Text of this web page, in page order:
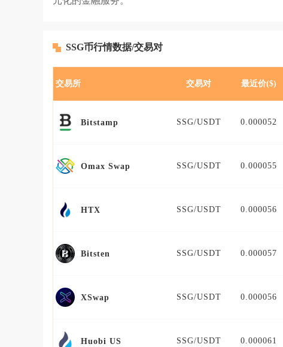
SSG币行情数据/交易对
交易所 交易对 最近价($)
Bitstamp SSG/USDT 0.000052
Omax Swap SSG/USDT 0.000055
HTX SSG/USDT 0.000056
Bitsten SSG/USDT 0.000057
XSwap SSG/USDT 0.000056
Huobi US SSG/USDT 0.000061